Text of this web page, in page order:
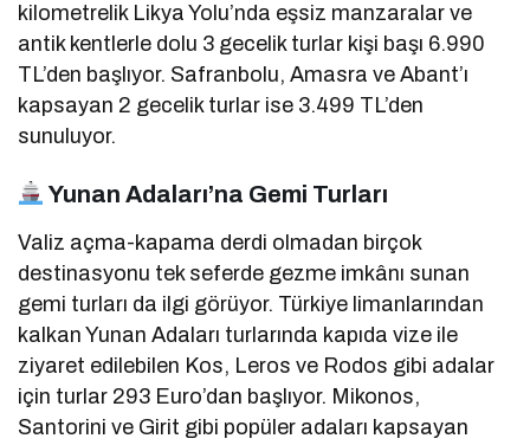
kilometrelik Likya Yolu’nda eşsiz manzaralar ve
antik kentlerle dolu 3 gecelik turlar kişi başı 6.990
TL’den başlıyor. Safranbolu, Amasra ve Abant’ı
kapsayan 2 gecelik turlar ise 3.499 TL’den
sunuluyor.
Yunan Adaları’na Gemi Turları
Valiz açma-kapama derdi olmadan birçok
destinasyonu tek seferde gezme imkânı sunan
gemi turları da ilgi görüyor. Türkiye limanlarından
kalkan Yunan Adaları turlarında kapıda vize ile
ziyaret edilebilen Kos, Leros ve Rodos gibi adalar
için turlar 293 Euro’dan başlıyor. Mikonos,
Santorini ve Girit gibi popüler adaları kapsayan